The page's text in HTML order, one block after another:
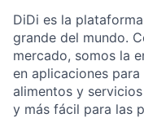
DiDi es la
grande del mundo.
mercado, somos la
en aplicaciones
alimentos y
y más fácil para las